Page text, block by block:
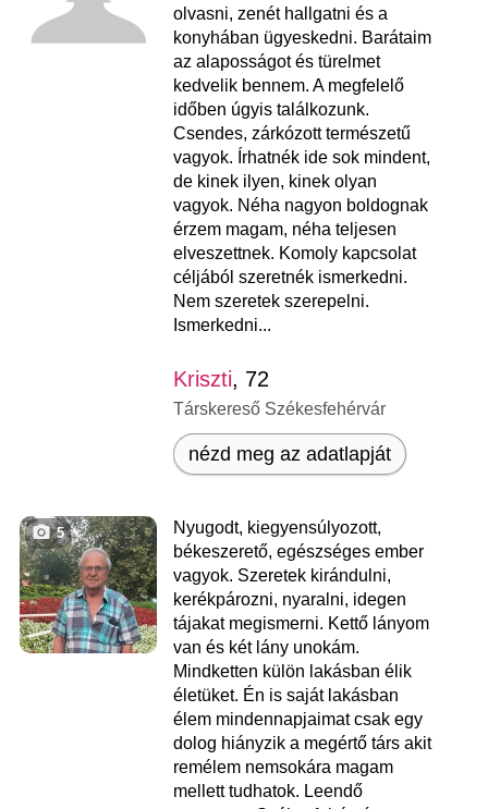
olvasni, zenét hallgatni és a
konyhában ügyeskedni. Barátaim
az alaposságot és türelmet
kedvelik bennem. A megfelelő
időben úgyis találkozunk.
Csendes, zárkózott természetű
vagyok. Írhatnék ide sok mindent,
de kinek ilyen, kinek olyan
vagyok. Néha nagyon boldognak
érzem magam, néha teljesen
elveszettnek. Komoly kapcsolat
céljából szeretnék ismerkedni.
Nem szeretek szerepelni.
Ismerkedni...
Kriszti, 72
Társkereső Székesfehérvár
nézd meg az adatlapját
5
Nyugodt, kiegyensúlyozott,
békeszerető, egészséges ember
vagyok. Szeretek kirándulni,
kerékpározni, nyaralni, idegen
tájakat megismerni. Kettő lányom
van és két lány unokám.
Mindketten külön lakásban élik
életüket. Én is saját lakásban
élem mindennapjaimat csak egy
dolog hiányzik a megértő társ akit
remélem nemsokára magam
mellett tudhatok. Leendő